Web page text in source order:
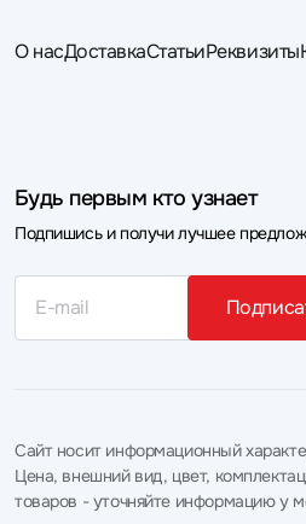
О насДоставкаСтатьиРеквизиты
Будь первым кто узнает
Подпишись и получи лучшее
Сайт носит информационный
Цена, внешний вид, цвет,
товаров - уточняйте информацию у